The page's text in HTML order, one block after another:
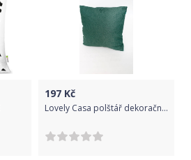
197 Kč
Lovely Casa polštář dekorační COPENHAGUE 50x50cm tmavě zelená